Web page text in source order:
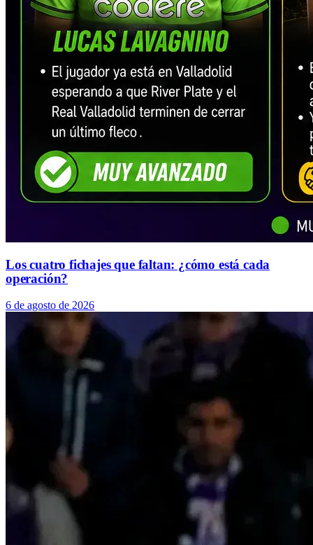
Los cuatro fichajes que faltan: ¿cómo está cada
operación?
6 de agosto de 2026